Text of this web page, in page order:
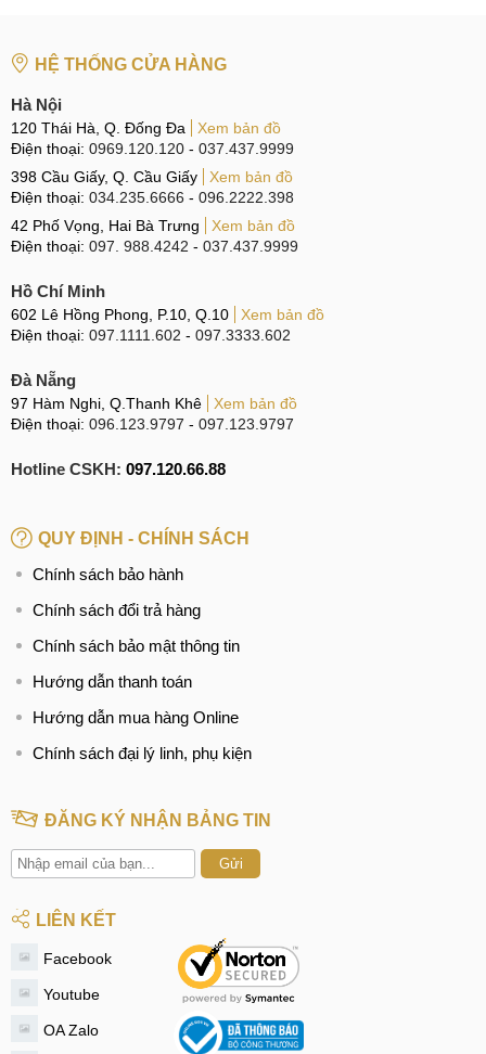
HỆ THỐNG CỬA HÀNG
Hà Nội
120 Thái Hà, Q. Đống Đa
Xem bản đồ
Điện thoại: 0969.120.120 - 037.437.9999
398 Cầu Giấy, Q. Cầu Giấy
Xem bản đồ
Điện thoại: 034.235.6666 - 096.2222.398
42 Phố Vọng, Hai Bà Trưng
Xem bản đồ
Điện thoại: 097. 988.4242 - 037.437.9999
Hồ Chí Minh
602 Lê Hồng Phong, P.10, Q.10
Xem bản đồ
Điện thoại: 097.1111.602 - 097.3333.602
Đà Nẵng
97 Hàm Nghi, Q.Thanh Khê
Xem bản đồ
Điện thoại: 096.123.9797 - 097.123.9797
Hotline CSKH: 097.120.66.88
QUY ĐỊNH - CHÍNH SÁCH
Chính sách bảo hành
Chính sách đổi trả hàng
Chính sách bảo mật thông tin
Hướng dẫn thanh toán
Hướng dẫn mua hàng Online
Chính sách đại lý linh, phụ kiện
ĐĂNG KÝ NHẬN BẢNG TIN
Gửi
LIÊN KẾT
Facebook
Youtube
OA Zalo